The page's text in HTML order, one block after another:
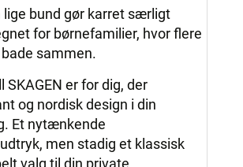
lige bund gør karret særligt
for børnefamilier, hvor flere
bade sammen.
SKAGEN er for dig, der
og nordisk design i din
Et nytænkende
men stadig et klassisk
valg til din private